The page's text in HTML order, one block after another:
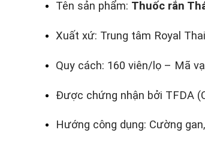
Tên sản phẩm: Thuốc rắn
Xuất xứ: Trung tâm Royal
Quy cách: 160 viên/lọ – Mã
Được chứng nhận bởi TFDA
Hướng công dụng: Cường